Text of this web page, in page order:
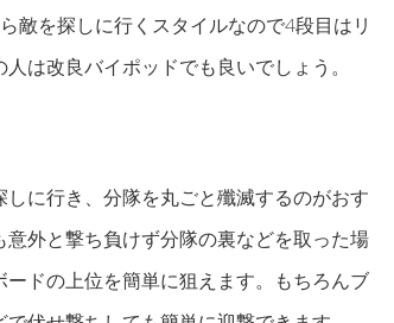
敵を探しに行くスタイルなので4段目はリ
は改良バイポッドでも良いでしょう。
に行き、分隊を丸ごと殲滅するのがおす
外と撃ち負けず分隊の裏などを取った場
ドの上位を簡単に狙えます。もちろんブ